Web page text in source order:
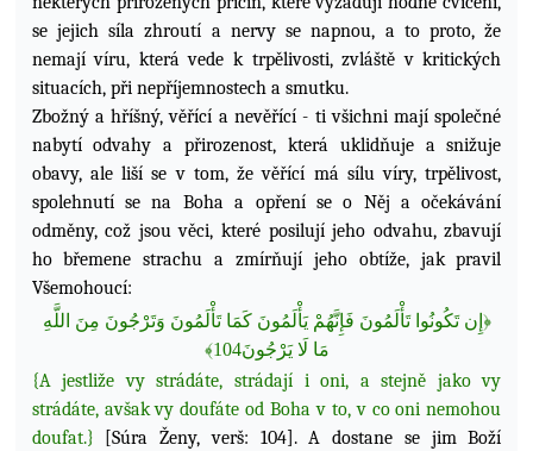
se jejich síla zhroutí a nervy se napnou, a to proto, že
nemají víru, která vede k trpělivosti, zvláště v kritických
situacích, při nepříjemnostech a smutku.
Zbožný a hříšný, věřící a nevěřící - ti všichni mají společné
nabytí odvahy a přirozenost, která uklidňuje a snižuje
obavy, ale liší se v tom, že věřící má sílu víry, trpělivost,
spolehnutí se na Boha a opření se o Něj a očekávání
odměny, což jsou věci, které posilují jeho odvahu, zbavují
ho břemene strachu a zmírňují jeho obtíže, jak pravil
Všemohoucí:
﴿ إِن تَكُونُوا تَأْلَمُونَ فَإِنَّهُمْ يَأْلَمُونَ كَمَا تَأْلَمُونَ وَتَرْجُونَ مِنَ للَّهِ
مَا لَا يَرْجُونَ104﴾
{A jestliže vy strádáte, strádají i oni, a stejně jako vy
strádáte, avšak vy doufáte od Boha v to, v co oni nemohou
doufat.} [Súra Ženy, verš: 104]. A dostane se jim Boží